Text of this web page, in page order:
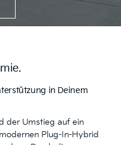
in Deinem
der Umstieg auf ein
Plug-In-Hybrid